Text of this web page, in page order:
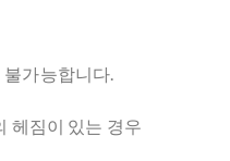
가능합니다.
헤짐이 있는 경우